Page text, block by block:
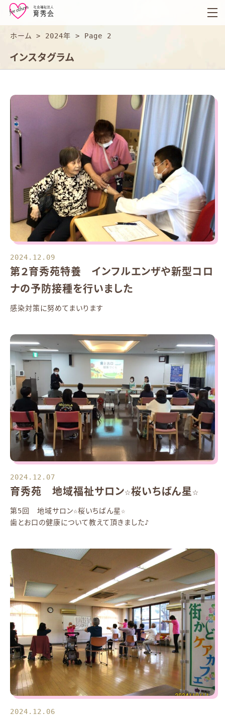
育
秀
会
ホーム > 2024年 > Page 2
インスタグラム
2024.12.09
第２育秀苑特養 インフルエンザや新型コロ
ナの予防接種を行いました
感染対策に努めてまいります
2024.12.07
育秀苑 地域福祉サロン☆桜いちばん星☆
第5回 地域サロン☆桜いちばん星☆
歯とお口の健康について教えて頂きました♪
2024.12.06